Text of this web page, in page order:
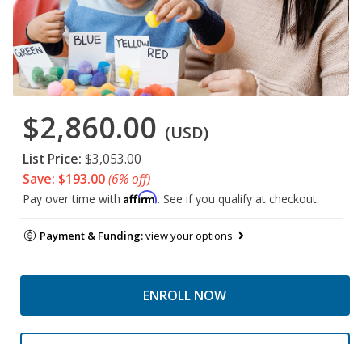
$2,860.00 (USD)
List Price: $3,053.00
Save: $193.00(6% off)
Pay over time with Affirm. See if you qualify at checkout.
Payment & Funding:view your options
ENROLL NOW